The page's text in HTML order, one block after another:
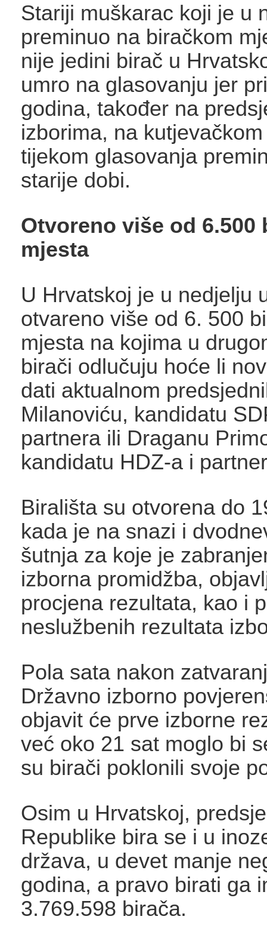
Stariji muškarac koji je u
preminuo na biračkom
nije jedini birač u
umro na glasovanju jer
godina, također na
izborima, na
tijekom glasovanja
starije dobi.
Otvoreno više od 6.500
mjesta
U Hrvatskoj je u nedjelju
otvareno više od 6. 500
mjesta na kojima u
birači odlučuju hoće li
dati aktualnom
Milanoviću, kandidatu
partnera ili Draganu
kandidatu HDZ-a i
Birališta su otvorena do
kada je na snazi i
šutnja za koje je
izborna promidžba,
procjena rezultata, kao i
neslužbenih rezultata
Pola sata nakon
Državno izborno
objavit će prve izborne
već oko 21 sat moglo bi
su birači poklonili svoje
Osim u Hrvatskoj,
Republike bira se i u
država, u devet manje
godina, a pravo birati ga
3.769.598 birača.